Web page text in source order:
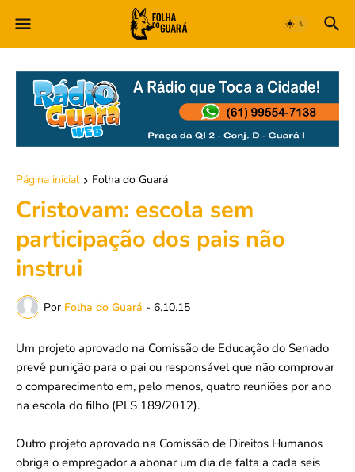
Página inicial Folha do Guará
Cristovam: escola sem
participação dos pais não
instrui
Por Folha do Guará - 6.10.15
Um projeto aprovado na Comissão de Educação do Senado
prevê punição para o pai ou responsável que não comprovar
o comparecimento em, pelo menos, quatro reuniões por ano
na escola do filho (PLS 189/2012).
Outro projeto aprovado na Comissão de Direitos Humanos
obriga o empregador a abonar um dia de falta a cada seis